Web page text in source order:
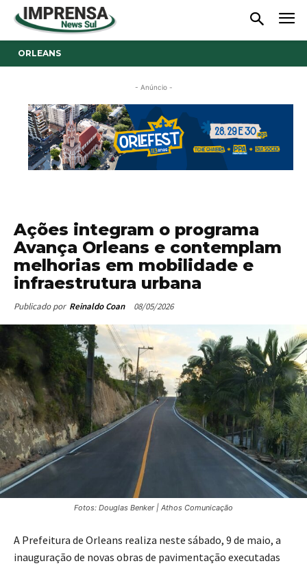
ORLEANS
- Anúncio -
Ações integram o programa
Avança Orleans e contemplam
melhorias em mobilidade e
infraestrutura urbana
Publicado por Reinaldo Coan 08/05/2026
Fotos: Douglas Benker | Athos Comunicação
A Prefeitura de Orleans realiza neste sábado, 9 de maio, a
inauguração de novas obras de pavimentação executadas